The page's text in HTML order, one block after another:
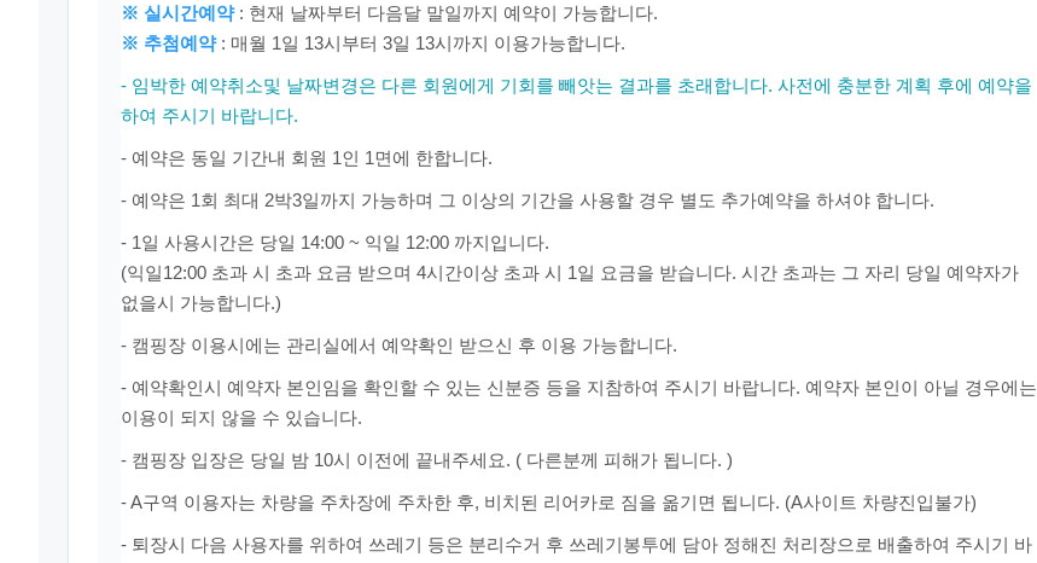
※ 실시간예약 : 현재 날짜부터 다음달 말일까지 예약이 가능합니다.
※ 추첨예약 : 매월 1일 13시부터 3일 13시까지 이용가능합니다.
- 임박한 예약취소및 날짜변경은 다른 회원에게 기회를 빼앗는 결과를 초래합니다. 사전에 충분한 계획 후에 예약을
하여 주시기 바랍니다.
- 예약은 동일 기간내 회원 1인 1면에 한합니다.
- 예약은 1회 최대 2박3일까지 가능하며 그 이상의 기간을 사용할 경우 별도 추가예약을 하셔야 합니다.
- 1일 사용시간은 당일 14:00 ~ 익일 12:00 까지입니다.
(익일12:00 초과 시 초과 요금 받으며 4시간이상 초과 시 1일 요금을 받습니다. 시간 초과는 그 자리 당일 예약자가
없을시 가능합니다.)
- 캠핑장 이용시에는 관리실에서 예약확인 받으신 후 이용 가능합니다.
- 예약확인시 예약자 본인임을 확인할 수 있는 신분증 등을 지참하여 주시기 바랍니다. 예약자 본인이 아닐 경우에는
이용이 되지 않을 수 있습니다.
- 캠핑장 입장은 당일 밤 10시 이전에 끝내주세요. ( 다른분께 피해가 됩니다. )
- A구역 이용자는 차량을 주차장에 주차한 후, 비치된 리어카로 짐을 옮기면 됩니다. (A사이트 차량진입불가)
- 퇴장시 다음 사용자를 위하여 쓰레기 등은 분리수거 후 쓰레기봉투에 담아 정해진 처리장으로 배출하여 주시기 바